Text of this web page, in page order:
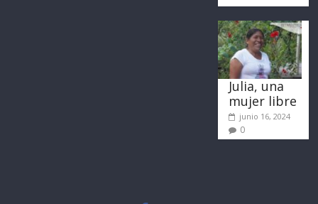
Julia, una
mujer libre
junio 16, 2024
0